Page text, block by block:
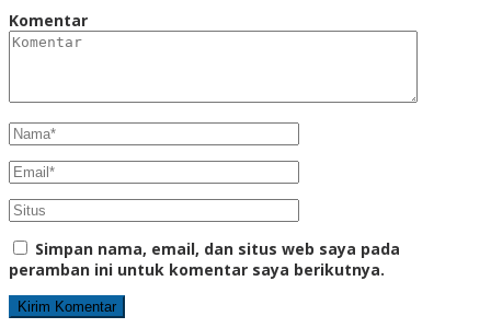
Komentar
Simpan nama, email, dan situs web saya pada
peramban ini untuk komentar saya berikutnya.